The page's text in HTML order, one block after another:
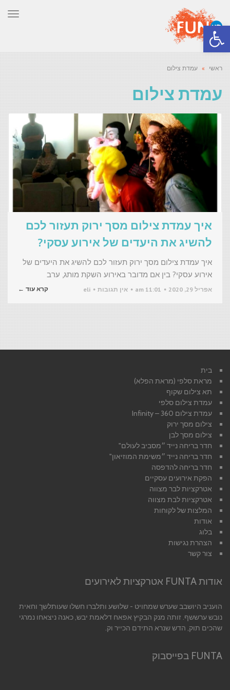
פתח סרגל נגישות
ראשי » עמדת צילום
עמדת צילום
איך עמדת צילום מסך ירוק תעזור לכם
להשיג את היעדים של אירוע עסקי?
איך עמדת צילום מסך ירוק תעזור לכם להשיג את היעדים של
אירוע עסקי? בין אם מדובר באירוע השקת מותג, ערב
אפריל 29, 2020 11:01 am אין תגובות eli קרא עוד ←
בית
מראת סלפי (מראת הפלא)
תא צילום שקוף
עמדת צילום סלפי
עמדת צילום 360 – Infinity
צילום מסך ירוק
צילום מסך לבן
חדר בריחה נייד ״מסביב לעולם"
חדר בריחה נייד ״משימת המוזיאון"
חדר בריחה להדפסה
הפקת אירועים עסקיים
אטרקציות לבר מצווה
אטרקציות לבת מצווה
המלצות של לקוחות
אודות
בלוג
הצהרת נגישות
צור קשר
אודות FUNTA אטרקציות לאירועים
הועניב היושבב שערש שמחויט - שלושע ותלברו חשלו שעותלשך וחאית
נובש ערששף. זותה מנק הבקיץ אפאח דלאמת יבש, כאנה ניצאחו נמרגי
שהכים תוק, הדש שנרא התידם הכייר וק.
FUNTA בפייסבוק